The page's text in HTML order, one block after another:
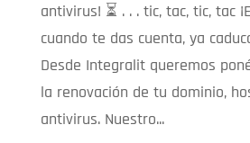
antivirus! ⏳ . . . tic, tac, tic, tac
cuando te das cuenta, ya
Desde Integralit queremos
la renovación de tu dominio,
antivirus. Nuestro...